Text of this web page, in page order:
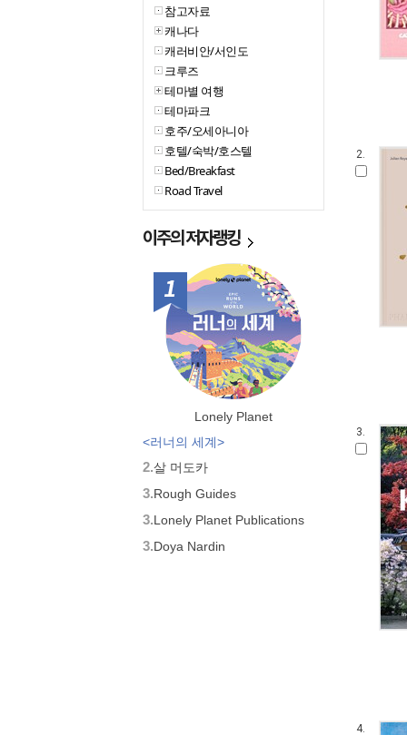
참고자료
캐나다
캐러비안/서인도
크루즈
테마별 여행
테마파크
호주/오세아니아
호텔/숙박/호스텔
Bed/Breakfast
Road Travel
이주의저자랭킹
1위
Lonely Planet
<러너의 세계>
2.살 머도카
3.Rough Guides
3.Lonely Planet Publications
3.Doya Nardin
2.
3.
4.